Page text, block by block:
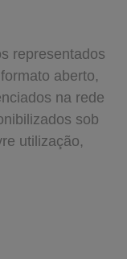
representados
aberto,
na rede
sob
utilização,